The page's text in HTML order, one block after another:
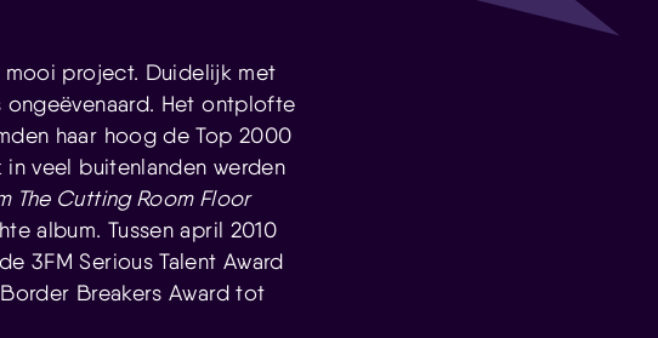
mooi project. Duidelijk met
Het ontplofte
haar hoog de Top 2000
veel buitenlanden werden
The Cutting Room Floor
album. Tussen april 2010
3FM Serious Talent Award
Breakers Award tot